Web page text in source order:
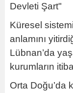
Devleti Şart"
Küresel
anlamını
Lübnan’da
kurumların
Orta Doğu’da